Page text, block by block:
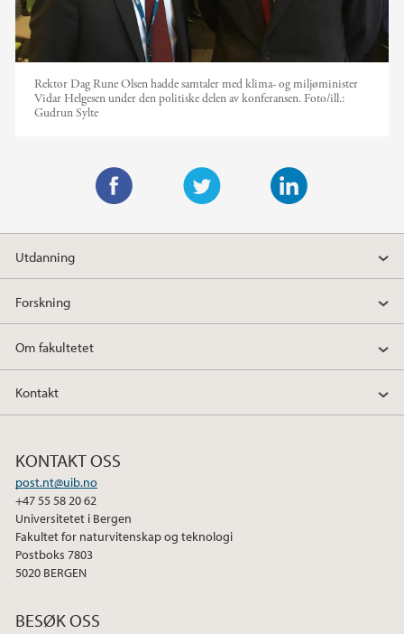
Rektor Dag Rune Olsen hadde samtaler med klima- og miljøminister
Vidar Helgesen under den politiske delen av konferansen. Foto/ill.:
Gudrun Sylte
w
t
e
i
k
d
n
a
e
o
k
Utdanning
Forskning
Om fakultetet
Kontakt
KONTAKT OSS
post.nt@uib.no
+47 55 58 20 62
Universitetet i Bergen
Fakultet for naturvitenskap og teknologi
Postboks 7803
5020 BERGEN
BESØK OSS